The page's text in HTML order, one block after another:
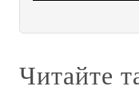
Читайте